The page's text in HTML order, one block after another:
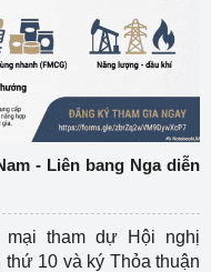
- Liên bang Nga diễn
tham dự Hội nghị
10 và ký Thỏa thuận